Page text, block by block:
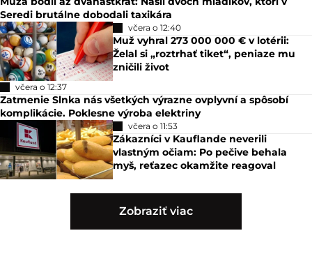
Seredi brutálne dobodali taxikára
včera o 12:40
Muž vyhral 273 000 000 € v lotérii:
Želal si „roztrhať tiket“, peniaze mu
zničili život
včera o 12:37
Zatmenie Slnka nás všetkých výrazne ovplyvní a spôsobí
komplikácie. Poklesne výroba elektriny
včera o 11:53
Zákazníci v Kauflande neverili
vlastným očiam: Po pečive behala
myš, reťazec okamžite reagoval
Zobraziť viac